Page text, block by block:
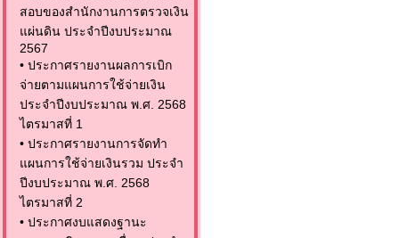
สอบของสำนักงานการตรวจเงิน
แผ่นดิน ประจำปีงบประมาณ
2567
• ประกาศรายงานผลการเบิก
จ่ายตามแผนการใช้จ่ายเงิน
ประจำปีงบประมาณ พ.ศ. 2568
ไตรมาสที่ 1
• ประกาศรายงานการจัดทำ
แผนการใช้จ่ายเงินรวม ประจำ
ปีงบประมาณ พ.ศ. 2568
ไตรมาสที่ 2
• ประกาศงบแสดงฐานะ